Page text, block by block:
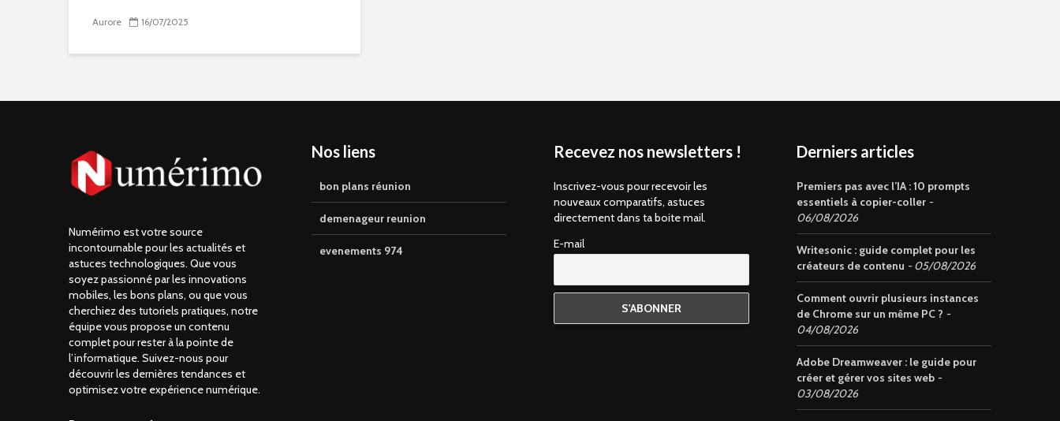
Aurore 16/07/2025
Numérimo est votre source
incontournable pour les actualités et
astuces technologiques. Que vous
soyez passionné par les innovations
mobiles, les bons plans, ou que vous
cherchiez des tutoriels pratiques, notre
équipe vous propose un contenu
complet pour rester à la pointe de
l’informatique. Suivez-nous pour
découvrir les dernières tendances et
optimisez votre expérience numérique.
Nos liens
bon plans réunion
demenageur reunion
evenements 974
Recevez nos newsletters !
Inscrivez-vous pour recevoir les
nouveaux comparatifs, astuces
directement dans ta boite mail.
E-mail
Derniers articles
Premiers pas avec l’IA : 10 prompts
essentiels à copier-coller
06/08/2026
Writesonic : guide complet pour les
créateurs de contenu
05/08/2026
Comment ouvrir plusieurs instances
de Chrome sur un même PC ?
04/08/2026
Adobe Dreamweaver : le guide pour
créer et gérer vos sites web
03/08/2026